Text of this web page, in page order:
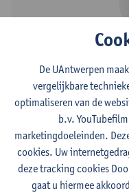
Campus Drie Eiken
Toon e-mailadres
Tel.+3232651234
Universiteitsplein 1
2610 Wilrijk, BEL
De UAntwerpen
vergelijkbare
optimaliseren van de
b.v.
marketingdoeleinden.
cookies. Uw
deze tracking cookies
gaat u hiermee